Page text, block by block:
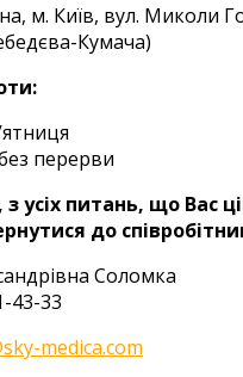
м. Київ, вул. Миколи
Кумача)
перерви
усіх питань, що Вас
до
Соломка
43-33
medica.com